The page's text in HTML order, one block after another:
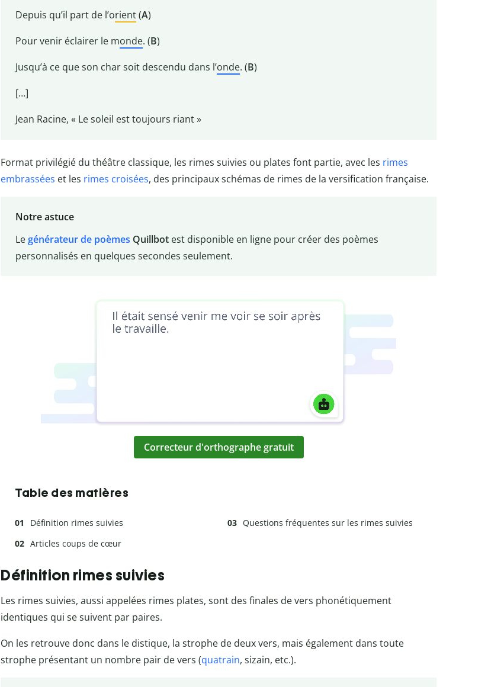
Depuis qu’il part de l’orient(A)
Pour venir éclairer le monde. (B)
Jusqu’à ce que son char soit descendu dans l’onde. (B)
[…]
Jean Racine, « Le soleil est toujours riant »
Format privilégié du théâtre classique, les rimes suivies ou plates font partie, avec les rimes
embrassées et les rimes croisées, des principaux schémas de rimes de la versification française.
Notre astuce
Legénérateur de poèmes Quillbotest disponible en ligne pour créer des poèmes
personnalisés en quelques secondes seulement.
Correcteur d'orthographe gratuit
Table des matières
Définition rimes suivies
Articles coups de cœur
Questions fréquentes sur les rimes suivies
Définition rimes suivies
Les rimes suivies, aussi appelées rimes plates, sont des finales de vers phonétiquement
identiques qui se suivent par paires.
On les retrouve donc dans le distique, la strophe de deux vers, mais également dans toute
strophe présentant un nombre pair de vers (quatrain, sizain, etc.).